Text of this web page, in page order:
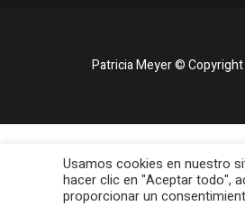
Patricia Meyer ©
Usamos cookies en nuestro
hacer clic en "Aceptar todo",
proporcionar un